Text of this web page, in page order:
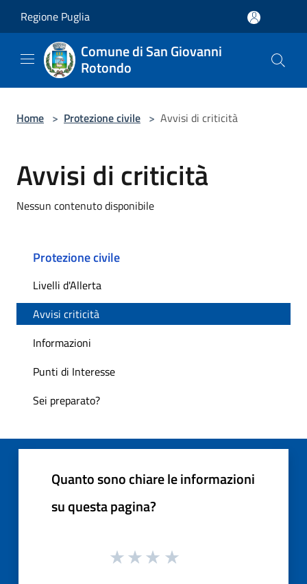
Regione Puglia
Comune di San Giovanni
Rotondo
Home > Protezione civile > Avvisi di criticità
Avvisi di criticità
Nessun contenuto disponibile
Protezione civile
Livelli d'Allerta
Avvisi criticità
Informazioni
Punti di Interesse
Sei preparato?
Quanto sono chiare le informazioni
su questa pagina?